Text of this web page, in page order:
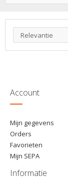
€ 32,50
€ 31,50
Account
Mijn gegevens
Orders
Favorieten
Mijn SEPA
Informatie